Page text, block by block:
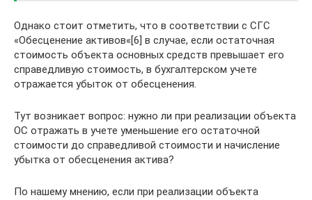
Однако стоит отметить, что в соответствии с СГС
«Обесценение активов«[6] в случае, если остаточная
стоимость объекта основных средств превышает его
справедливую стоимость, в бухгалтерском учете
отражается убыток от обесценения.
Тут возникает вопрос: нужно ли при реализации объекта
ОС отражать в учете уменьшение его остаточной
стоимости до справедливой стоимости и начисление
убытка от обесценения актива?
По нашему мнению, если при реализации объекта